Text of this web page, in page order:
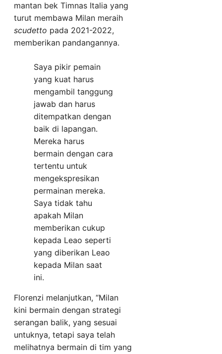
mantan bek Timnas Italia yang
turut membawa Milan meraih
scudetto pada 2021-2022,
memberikan pandangannya.
Saya pikir pemain
yang kuat harus
mengambil tanggung
jawab dan harus
ditempatkan dengan
baik di lapangan.
Mereka harus
bermain dengan cara
tertentu untuk
mengekspresikan
permainan mereka.
Saya tidak tahu
apakah Milan
memberikan cukup
kepada Leao seperti
yang diberikan Leao
kepada Milan saat
ini.
Florenzi melanjutkan, “Milan
kini bermain dengan strategi
serangan balik, yang sesuai
untuknya, tetapi saya telah
melihatnya bermain di tim yang